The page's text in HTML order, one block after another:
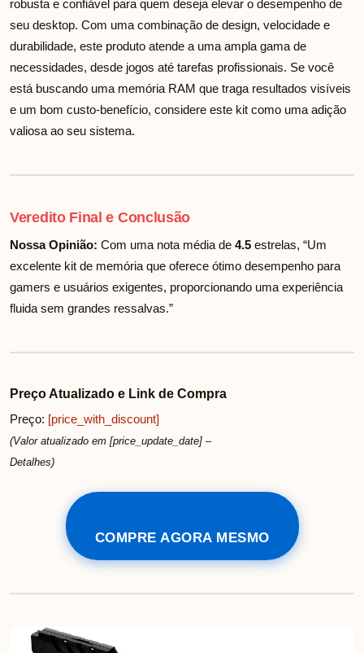
robusta e confiável para quem deseja elevar o desempenho de
seu desktop. Com uma combinação de design, velocidade e
durabilidade, este produto atende a uma ampla gama de
necessidades, desde jogos até tarefas profissionais. Se você
está buscando uma memória RAM que traga resultados visíveis
e um bom custo-benefício, considere este kit como uma adição
valiosa ao seu sistema.
Veredito Final e Conclusão
Nossa Opinião: Com uma nota média de 4.5 estrelas, “Um
excelente kit de memória que oferece ótimo desempenho para
gamers e usuários exigentes, proporcionando uma experiência
fluida sem grandes ressalvas.”
Preço Atualizado e Link de Compra
Preço: [price_with_discount]
(Valor atualizado em [price_update_date] –
Detalhes)
COMPRE AGORA MESMO